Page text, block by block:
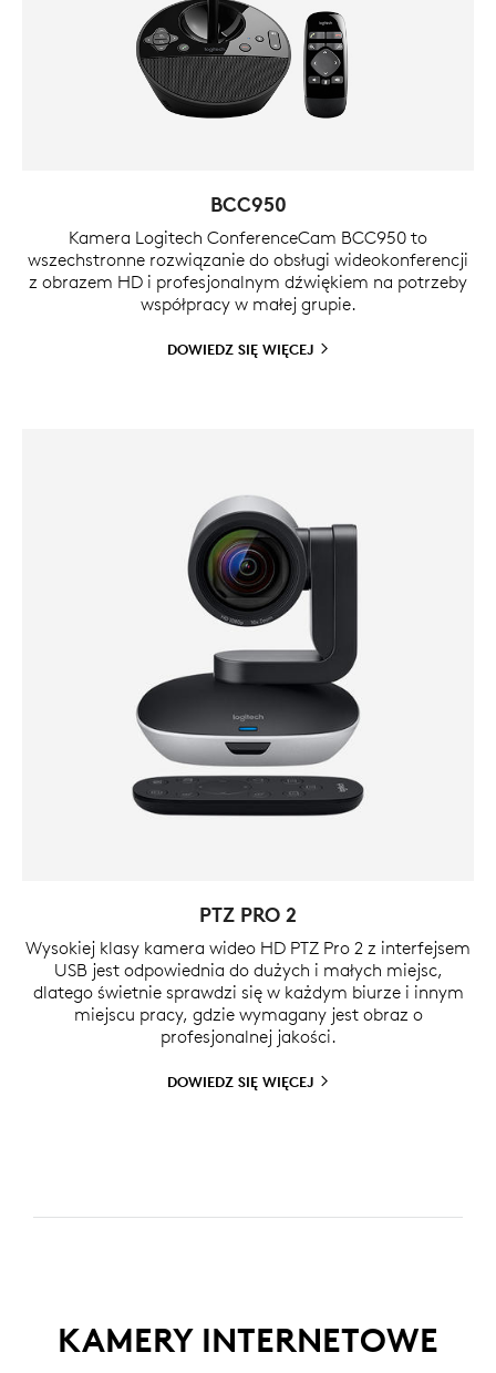
BCC950
Kamera Logitech ConferenceCam BCC950 to
wszechstronne rozwiązanie do obsługi wideokonferencji
z obrazem HD i profesjonalnym dźwiękiem na potrzeby
współpracy w małej grupie.
DOWIEDZ SIĘ WIĘCEJ
PTZ PRO 2
Wysokiej klasy kamera wideo HD PTZ Pro 2 z interfejsem
USB jest odpowiednia do dużych i małych miejsc,
dlatego świetnie sprawdzi się w każdym biurze i innym
miejscu pracy, gdzie wymagany jest obraz o
profesjonalnej jakości.
DOWIEDZ SIĘ WIĘCEJ
KAMERY INTERNETOWE